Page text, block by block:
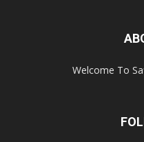
Welcome To